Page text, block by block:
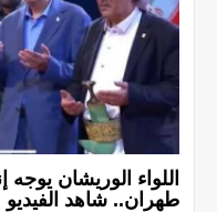
اللواء الوريشان
طهران.. شاهد الفيديو